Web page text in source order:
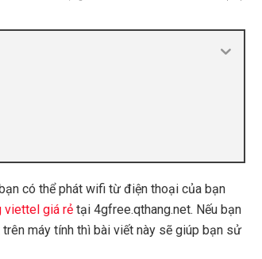
có thể phát wifi từ điện thoại của bạn
viettel giá rẻ tại 4gfree.qthang.net. Nếu bạn
máy tính thì bài viết này sẽ giúp bạn sử